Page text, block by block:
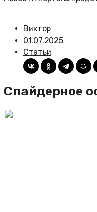
Виктор
01.07.2025
Статьи
Спайдерное